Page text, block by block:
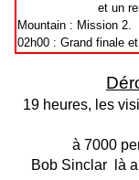
et un remix
Mountain : Mission 2.
02h00 : Grand finale
19 heures, les
à 7000
Bob Sinclar là